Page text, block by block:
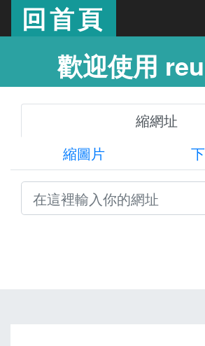
回首頁
歡迎使用
縮網址
縮圖片